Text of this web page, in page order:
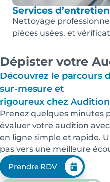
Services d’entretien
Nettoyage
pièces usées, et
Dépister votre
Découvrez le parcours
sur-mesure et
rigoureux chez
Prenez quelques minutes
évaluer votre audition
en ligne simple et rapide.
pas vers une meilleure
Prendre RDV